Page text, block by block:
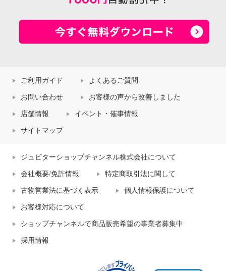
ご利用ガイド よくあるご質問
お問い合わせ お客様の声から改善しました
店舗情報 イベント・催事情報
サイトマップ
ジュピターショップチャンネル株式会社について
会社概要/免許情報 特定商取引法に関して
古物営業法に基づく表示 個人情報保護について
お客様対応について
ショップチャンネルで商品販売希望の事業者募集中
採用情報